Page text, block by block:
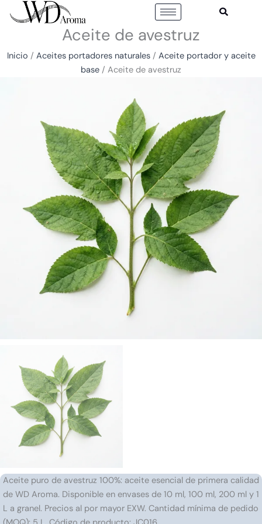
Aceite de avestruz
Inicio / Aceites portadores naturales/ Aceite portador y aceite
base / Aceite de avestruz
Aceite puro de avestruz 100%: aceite esencial de primera calidad
de WD Aroma. Disponible en envases de 10 ml, 100 ml, 200 ml y 1
L a granel. Precios al por mayor EXW. Cantidad mínima de pedido